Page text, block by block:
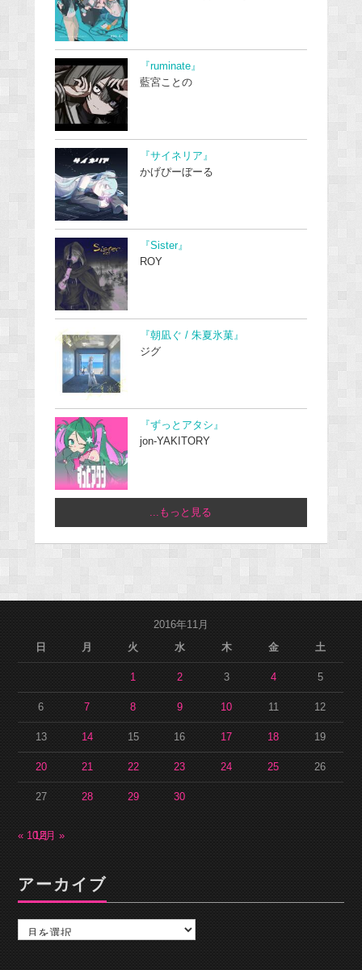
『ruminate』
藍宮ことの
『サイネリア』
かげぴーぼーる
『Sister』
ROY
『朝凪ぐ / 朱夏氷菓』
ジグ
『ずっとアタシ』
jon-YAKITORY
...もっと見る
2016年11月
日
月 火 水 木 金 土
1 2 3 4 5
6 7 8 9 10 11 12
13 14 15 16 17 18 19
20 21 22 23 24 25 26
27 28 29 30
« 10月12月 »
アーカイブ
カ